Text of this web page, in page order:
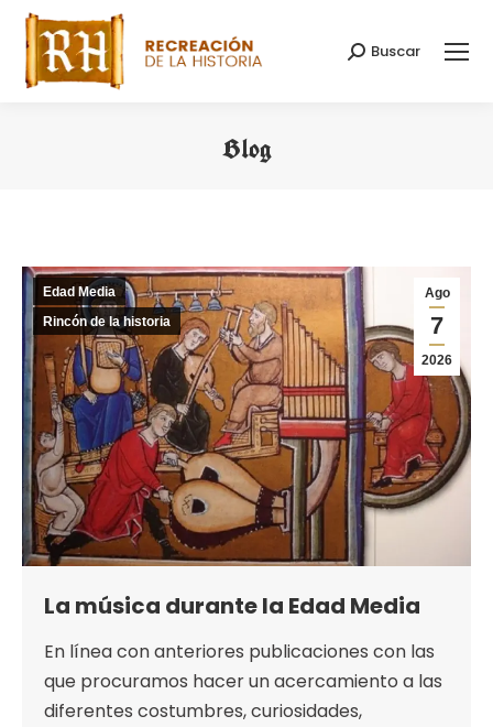
Buscar:
Buscar
Blog
Ago
7
2026
Edad Media
Rincón de la historia
La música durante la Edad Media
En línea con anteriores publicaciones con las
que procuramos hacer un acercamiento a las
diferentes costumbres, curiosidades,